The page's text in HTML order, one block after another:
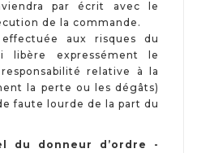
par écrit avec le
de la commande.
aux risques du
libère expressément le
relative à la
la perte ou les dégâts)
faute lourde de la part du
du donneur d’ordre -